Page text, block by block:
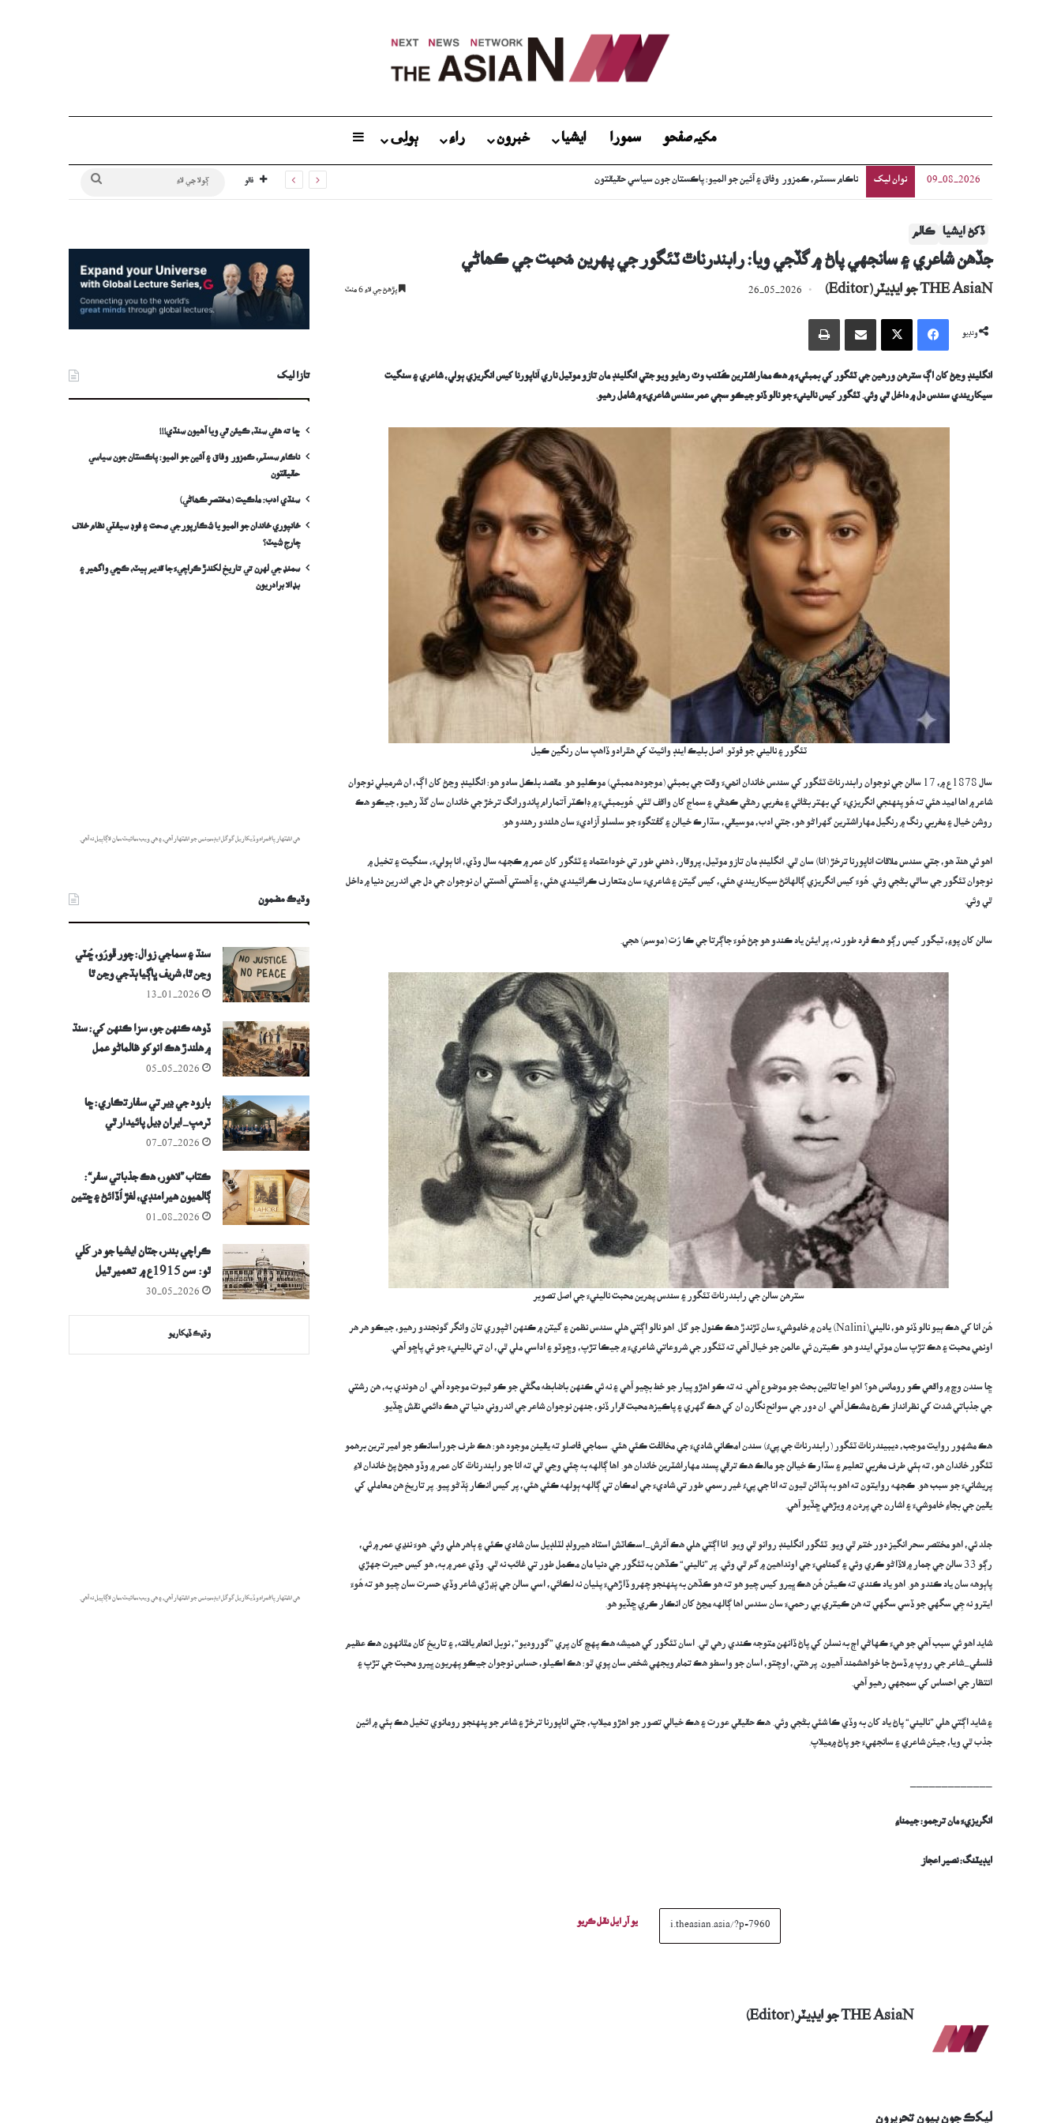
مکيہ صفحو سمورا ايشيا خبرون راءِ ٻولِی Sidebar
09-08-2026 نوان ليک سنڌي ادب: ملڪيت (مختصر ڪھاڻي) فالو ڳولا
ڏکڻ ايشيا ڪالم
جڏهن شاعري ۽ سانجهي پاڻ ۾ گڏجي ويا: رابندرناٿ ٽئگور جي پهرين مُحبت جي ڪھاڻي
THE AsiaN جو ايڊيٽر (Editor) 26-05-2026 پڙھڻ جي لاءِ 6 منٽ
ونڊيو
Facebook
X اي ميل وسيلي ونڊيو پرنٽ
انگلينڊ وڃڻ کان اڳ سترھن ورھين جي ٽئگور کي بمبئيءَ ۾ ھڪ مھاراشٽرين ڪُٽنب وٽ رھايو ويو جتي انگلينڊ مان تازو موٽيل ناري اَناپورنا کيس انگريزي ٻولي، شاعري ۽ سنگيت
سيکاريندي سندس دل ۾ داخل ٿي وئي. ٽئگور کيس نالينيءَ جو نالو ڏنو جيڪو سڄي عمر سندس شاعريءَ ۾ شامل رھيو.
ٽئگور ۽ ناليني جو فوٽو. اصل بليڪ اينڊ وائيٽ کي ھٿرادو ڏاھپ سان رنگين ڪيل
سال 1878ع ۾، 17 سالن جي نوجوان رابندرناٿ ٽئگور کي سندس خاندان انھيءَ وقت جي بمبئي (موجوده ممبئي) موڪليو هو. مقصد بلڪل سادو هو: انگلينڊ وڃڻ کان اڳ، ان شرميلي نوجوان
شاعر ۾ اها اميد هئي ته هُو پنهنجي انگريزيءَ کي بهتر بڻائي ۽ مغربي رهڻي ڪھڻي ۽ سماج کان واقف ٿئي. هُوبمبئيءَ ۾ ڊاڪٽر آتمارام پاندورانگ ترخڙ جي خاندان سان گڏ رهيو، جيڪو هڪ
روشن خيال ۽ مغربي رنگ ۾ رنگيل مهاراشٽرين گهراڻو هو، جتي ادب، موسيقي، سڌارڪ خيالن ۽ گفتگوءَ جو سلسلو آزاديءَ سان هلندو رهندو هو.
اهو ئي ھنڌ هو، جتي سندس ملاقات اناپورنا ترخڙ (انا) سان ٿي. انگلينڊ مان تازو موٽيل، پروقار، ذهني طور تي خوداعتماد ۽ ٽئگور کان عمر ۾ ڪجهه سال وڏي، انا ٻوليءَ، سنگيت ۽ تخيل ۾
نوجوان ٽئگور جي ساٿي بڻجي وئي. هُوءَ کيس انگريزي ڳالهائڻ سيکاريندي هئي، کيس گيتن ۽ شاعريءَ سان متعارف ڪرائيندي هئي، ۽ آهستي آهستي ان نوجوان جي دل جي اندرين دنيا ۾ داخل
ٿي وئي.
سالن کان پوءِ، ٽيگور کيس رڳو هڪ فرد طور نه، پر ايئن ياد ڪندو هو ڄڻ هُوءَ جاڳرتا جي ڪا رُت (موسم) هجي.
سترھن سالن جي رابندرناٿ ٽئگور ۽ سندس پھرين محبت نالينيءَ جي اصل تصوير
هُن انا کي هڪ ٻيو نالو ڏنو هو، ناليني(Nalini) يادن ۾ خاموشيءَ سان ٽڙندڙ هڪ ڪنول جو گل. اهو نالو اڳتي هلي سندس نظمن ۽ گيتن ۾ ڪنهن اڻپوري تانَ وانگر گونجندو رهيو، جيڪو هر هر
اونھي محبت ۽ هڪ تڙپ سان موٽي ايندو هو. ڪيترن ئي عالمن جو خيال آهي ته ٽئگور جي شروعاتي شاعريءَ ۾ جيڪا تڙپ، وڇوٽو ۽ اداسي ملي ٿي، ان تي نالينيءَ جو ئي پاڇو آهي.
ڇا سندن وچ ۾ واقعي ڪو رومانس هو؟ اهو اڃا تائين بحث جو موضوع آهي. نه ته ڪو اهڙو پيار جو خط بچيو آهي ۽ نه ئي ڪنهن باضابطه مڱڻي جو ڪو ثبوت موجود آهي. ان هوندي به، هن رشتي
جي جذباتي شدت کي نظرانداز ڪرڻ مشڪل آهي. ان دور جي سوانح نگارن ان کي هڪ گهري ۽ پاڪيزه محبت قرار ڏنو، جنهن نوجوان شاعر جي اندروني دنيا تي هڪ دائمي نقش ڇڏيو.
هڪ مشهور روايت موجب، ديبيندرناٿ ٽئگور (رابندرناٿ جي پيءُ) سندن امڪاني شاديءَ جي مخالفت ڪئي هئي. سماجي فاصلو ته يقينن موجود هو: هڪ طرف جوراسانڪو جو امير ترين برهمو
ٽئگور خاندان هو، ته ٻئي طرف مغربي تعليم ۽ سڌارڪ خيالن جو مالڪ هڪ ترقي پسند مهاراشٽرين خاندان هو. اها ڳالهه به چئي وڃي ٿي ته انا جو رابندرناٿ کان عمر ۾ وڏو هجڻ پڻ خاندان لاءِ
پريشانيءَ جو سبب هو. ڪجهه روايتون ته اهو به ٻڌائن ٿيون ته انا جي پيءُ غير رسمي طور تي شاديءَ جي امڪان تي ڳالهه ٻولهه ڪئي هئي، پر کيس انڪار ٻُڌڻو پيو. پر تاريخ هن معاملي کي
يقين جي بجاءِ خاموشيءَ ۽ اشارن جي پردن ۾ ويڙهي ڇڏيو آهي.
جلد ئي، اهو مختصر سحر انگيز دور ختم ٿي ويو. ٽئگور انگلينڊ روانو ٿي ويو. انا اڳتي هلي هڪ آئرش-اسڪاٽش استاد هيرولڊ لٽلڊيل سان شادي ڪئي ۽ ٻاهر هلي وئي. هوءَ ننڍي عمر ۾ ئي،
رڳو 33 سالن جي ڄمار ۾ لاڏاڻو ڪري وئي ۽ گمناميءَ جي اونداهين ۾ گم ٿي وئي. پر ”ناليني“ ڪڏهن به ٽئگور جي دنيا مان مڪمل طور تي غائب نه ٿي. وڏي عمر ۾ به، هو کيس حيرت جهڙي
پاٻوهه سان ياد ڪندو هو. اهو ياد ڪندي ته ڪيئن هُن هڪ ڀيرو کيس چيو هو ته هو ڪڏهن به پنهنجو چهرو ڏاڙهيءَ پٺيان نه لڪائي، اسي سالن جي ٻُڍڙي شاعر وڏي حسرت سان چيو هو ته هُوءَ
ايترو نه جِي سگهي جو ڏسي سگهي ته هن ڪيتري بي رحميءَ سان سندس اها ڳالهه مڃڻ کان انڪار ڪري ڇڏيو هو.
شايد اهو ئي سبب آهي جو هيءَ ڪهاڻي اڄ به نسلن کي پاڻ ڏانهن متوجه ڪندي رهي ٿي. اسان ٽئگور کي هميشه هڪ پهچ کان پري ”گوروديو“، نوبل انعام يافته، ۽ تاريخ کان مٿانهون هڪ عظيم
فلسفي-شاعر جي روپ ۾ ڏسڻ جا خواھشمند آهيون. پر هتي، اوچتو، اسان جو واسطو هڪ تمام ويجهي شخص سان پوي ٿو: هڪ اڪيلو، حساس نوجوان جيڪو پهريون ڀيرو محبت جي تڙپ ۽
انتظار جي احساس کي سمجهي رهيو آهي.
۽ شايد اڳتي هلي ”ناليني“ پاڻ ياد کان به وڏي ڪا شئي بڻجي وئي. هڪ حقيقي عورت ۽ هڪ خيالي تصور جو اهڙو ميلاپ، جتي اناپورنا ترخڙ ۽ شاعر جو پنهنجو رومانوي تخيل هڪ ٻئي ۾ ائين
جذب ٿي ويا، جيئن شاعري ۽ سانجهيءَ جو پاڻ ۾ميلاپ.
انگريزيءَ مان ترجمو: جيمناءِ
ايڊيٽنگ: نصير اعجاز
يو آر ايل نقل ڪريو
THE AsiaN جو ايڊيٽر (Editor)
تازا ليک
ڇا ته هئي سنڌ، ڪيئن ٿي ويا آهيون سنڌي!!!
ناڪام سسٽم، ڪمزور وفاق ۽ آئين جو الميو: پاڪستان جون سياسي
حقيقتون
سنڌي ادب: ملڪيت (مختصر ڪھاڻي)
خانپوري خاندان جو الميو يا شڪارپور جي صحت ۽ فوڊ سيفٽي نظام خلاف
چارج شيٽ؟
سمنڊ جي لهرن تي تاريخ لکندڙ ڪراچيءَ جا قديم ٻيٽ، ڪڇي واگھير ۽
بڊالا برادريون
هي اشتهار پاڻمرادو ڏيکاريل گوگل ايڊسينس جو اشتهار آهي، ۽ هي ويب سائيٽ سان لاڳاپيل نه آهي.
وڌيڪ مضمون
سنڌ ۽ سماجي زوال: چور ڦورُو، ڇُٽي
وڃن ٿا، شريف ڀاڳيا ٻڌجي وڃن ٿا
13-01-2026
ڏوهه ڪنهن جو، سزا ڪنهن کي: سنڌ
۾ ھلندڙ هڪ انوکو ظالماڻو عمل
05-05-2026
بارود جي ڍير تي سفارتڪاري: ڇا
ٽرمپ-ايران ڊيل پائيدار ٿي
سگهندي؟
07-07-2026
ڪتاب ”لاھور، ھڪ جذباتي سفر“:
ڳالھيون ھيرامنڊي، لغڙ اُڏائڻ ۽ ڇتين
تي عشق جون
01-08-2026
ڪراچي بندر، جتان ايشيا جو در کُلي
ٿو: سن 1915ع ۾ تعمير ٿيل
تاريخي عمارت
30-05-2026
وڌيڪ ڏيکاريو
هي اشتهار پاڻمرادو ڏيکاريل گوگل ايڊسينس جو اشتهار آهي، ۽ هي ويب سائيٽ سان لاڳاپيل نه آهي.